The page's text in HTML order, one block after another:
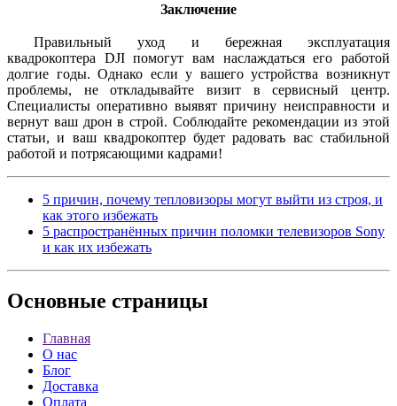
Заключение
Правильный уход и бережная эксплуатация
квадрокоптера DJI помогут вам наслаждаться его работой
долгие годы. Однако если у вашего устройства возникнут
проблемы, не откладывайте визит в сервисный центр.
Специалисты оперативно выявят причину неисправности и
вернут ваш дрон в строй. Соблюдайте рекомендации из этой
статьи, и ваш квадрокоптер будет радовать вас стабильной
работой и потрясающими кадрами!
5 причин, почему тепловизоры могут выйти из строя, и
как этого избежать
5 распространённых причин поломки телевизоров Sony
и как их избежать
Основные страницы
Главная
О нас
Блог
Доставка
Оплата